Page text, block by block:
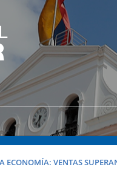
ECONOMÍA: VENTAS